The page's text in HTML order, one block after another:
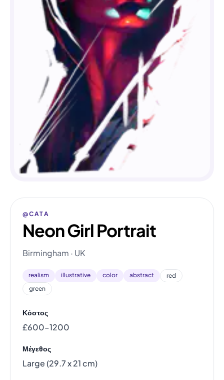
@CATA
Neon Girl Portrait
Birmingham · UK
realism illustrative color abstract
red
green
Κόστος
£600–1200
Μέγεθος
Large (29.7 x 21 cm)